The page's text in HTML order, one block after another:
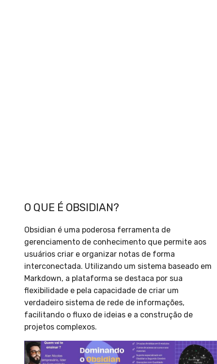
O QUE É OBSIDIAN?
Obsidian é uma poderosa ferramenta de
gerenciamento de conhecimento que permite aos
usuários criar e organizar notas de forma
interconectada. Utilizando um sistema baseado em
Markdown, a plataforma se destaca por sua
flexibilidade e pela capacidade de criar um
verdadeiro sistema de rede de informações,
facilitando o fluxo de ideias e a construção de
projetos complexos.